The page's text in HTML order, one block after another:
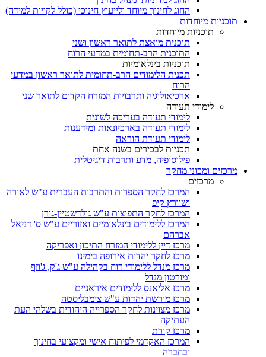
החוג לחינוך מיוחד ולייעוץ חינוכי (כולל לקויות למידה)
תוכניות מיוחדות
תוכניות מיוחדות
תוכנית מואצת לתואר ראשון ושני
התוכנית הרב-תחומית במדעי הרוח
תוכניות בינלאומיות
תכנית הלימודים הרב-תחומית לתואר ראשון במדעי
הרוח
ארכיאולוגיה ותרבויות המזרח הקדום לתואר שני
לימודי תעודה
לימודי תעודה בעריכה לשונית
לימודי תעודה בארכיונאות ומידענות
לימודי תעודת הוראה
תכניות לבכירים בשנה אחת
פילוסופיה, מדע ותרבות דיגיטלית
מרכזים ומכוני מחקר
מרכזים
המרכז לחקר הספרות והתרבות העברית ע"ש לאורה
ושוורץ קיפ
המרכז לחקר התפוצות ע"ש גולדשטיין-גורן
המרכז ללימודים בינלאומיים ואזוריים ע"ש ס' דניאל
אברהם
מרכז דיין ללימודי המזרח התיכון ואפריקה
מרכז לחקר יהדות אירופה בימינו
מרכז מנדל ללימודי רוח בקהילה ע"ש ג'ק, ג'וזף
ומורטון מנדל
מרכז אליאנס ללימודים איראניים
מרכז מורשת יהדות ע"ש צימבליסטה
מרכז מצוינות לחקר הספרייה היהודית בשלהי העת
העתיקה
מרכז קורת
המרכז האקדמי לפיתוח אישי ומקצועי בחינוך
ובחברה